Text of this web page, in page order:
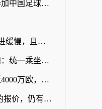
观察者网：赵松源从校园走出，曾参加中国足球小将项目
TA：尼科表态留下 曼城中场引援推进缓慢，且罗德里等多人或离队
客战英博！铁人发布远征军观赛须知：统一乘坐接驳车前往体育场
世体：巴萨期望卡萨多转会费能逼近4000万欧，新月不愿满足
图片报：多特准备提升对埃尔·马拉的报价，仍有望和科隆达成协议